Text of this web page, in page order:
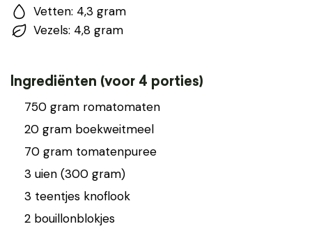
Vetten: 4,3 gram
Vezels: 4,8 gram
Ingrediënten (voor 4 porties)
750 gram romatomaten
20 gram boekweitmeel
70 gram tomatenpuree
3 uien (300 gram)
3 teentjes knoflook
2 bouillonblokjes